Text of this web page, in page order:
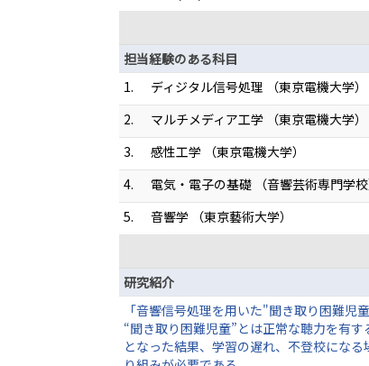
担当経験のある科目
1.
ディジタル信号処理 （東京電機大学）
2.
マルチメディア工学 （東京電機大学）
3.
感性工学 （東京電機大学）
4.
電気・電子の基礎 （音響芸術専門学校
5.
音響学 （東京藝術大学）
研究紹介
「音響信号処理を用いた"聞き取り困難児
“聞き取り困難児童”とは正常な聴力を有
となった結果、学習の遅れ、不登校にな